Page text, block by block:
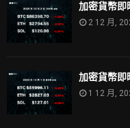
加密貨幣即
2 12 月,
加密貨幣即
1 12 月,